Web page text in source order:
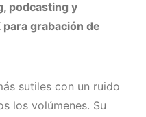
podcasting y
para grabación de
sutiles con un ruido
los volúmenes. Su